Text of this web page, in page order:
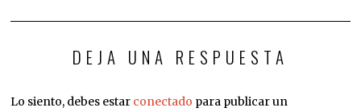
DEJA UNA RESPUESTA
Lo siento, debes estar conectado para publicar un